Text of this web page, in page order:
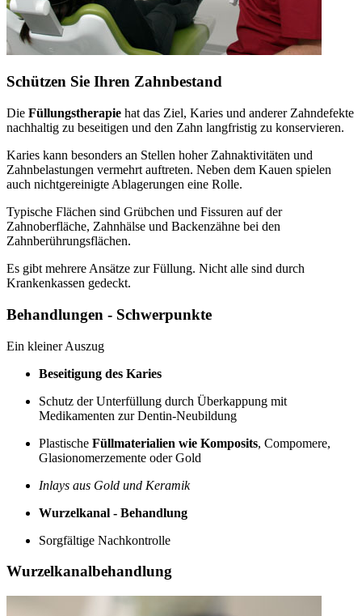
Schützen Sie Ihren Zahnbestand
Die Füllungstherapie hat das Ziel, Karies und anderer Zahndefekte
nachhaltig zu beseitigen und den Zahn langfristig zu konservieren.
Karies kann besonders an Stellen hoher Zahnaktivitäten und
Zahnbelastungen vermehrt auftreten. Neben dem Kauen spielen
auch nichtgereinigte Ablagerungen eine Rolle.
Typische Flächen sind Grübchen und Fissuren auf der
Zahnoberfläche, Zahnhälse und Backenzähne bei den
Zahnberührungsflächen.
Es gibt mehrere Ansätze zur Füllung. Nicht alle sind durch
Krankenkassen gedeckt.
Behandlungen - Schwerpunkte
Ein kleiner Auszug
Beseitigung des Karies
Schutz der Unterfüllung durch Überkappung mit
Medikamenten zur Dentin-Neubildung
Plastische Füllmaterialien wie Komposits, Compomere,
Glasionomerzemente oder Gold
Inlays aus Gold und Keramik
Wurzelkanal - Behandlung
Sorgfältige Nachkontrolle
Wurzelkanalbehandlung